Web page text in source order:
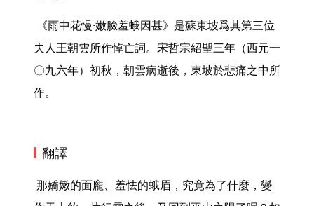
夫人王朝雲所作悼亡詞。宋哲宗紹聖三年（西元一
〇九六年）初秋，朝雲病逝後，東坡於悲痛之中所
作。
翻譯